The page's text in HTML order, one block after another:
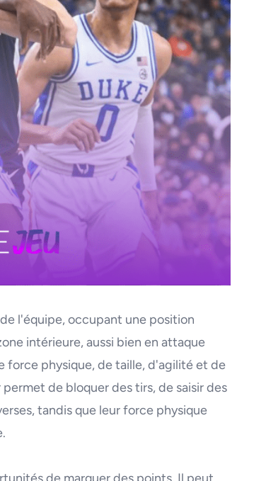
l'équipe, occupant une position
intérieure, aussi bien en attaque
force physique, de taille, d'agilité et de
de bloquer des tirs, de saisir des
tandis que leur force physique